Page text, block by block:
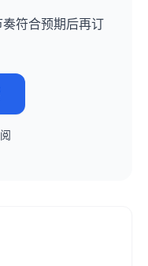
符合预期后再订